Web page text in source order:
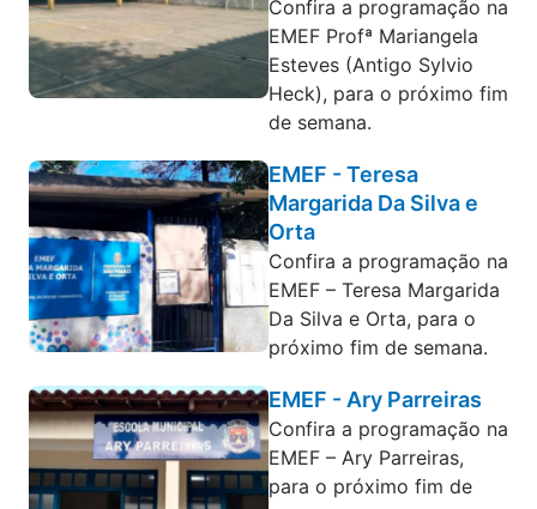
Confira a programação na
EMEF Profª Mariangela
Esteves (Antigo Sylvio
Heck), para o próximo fim
de semana.
EMEF - Teresa
Margarida Da Silva e
Orta
Confira a programação na
EMEF – Teresa Margarida
Da Silva e Orta, para o
próximo fim de semana.
EMEF - Ary Parreiras
Confira a programação na
EMEF – Ary Parreiras,
para o próximo fim de